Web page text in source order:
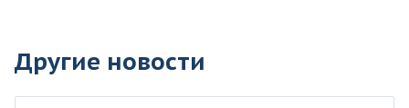
Другие новости